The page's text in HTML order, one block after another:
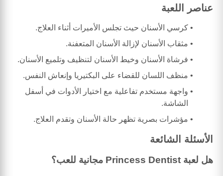
عناصر اللعبة
كرسي الأسنان حيث تجلس الأميرات أثناء العلاج.
مثقاب الأسنان لإزالة الأسنان المتعفنة.
فرشاة الأسنان وخيط الأسنان لتنظيف وتلميع الأسنان.
منظف اللسان للقضاء على البكتيريا وإنعاش النفس.
واجهة مستخدم تفاعلية مع اختيار الأدوات في أسفل
الشاشة.
مؤشرات بصرية تظهر حالة الأسنان وتقدم العلاج.
الأسئلة الشائعة
هل لعبة Princess Dentist مجانية للعب؟